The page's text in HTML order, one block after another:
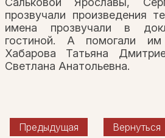
прозвучали произведения
имена прозвучали в
гостиной. А помогали им
Хабарова Татьяна
Светлана Анатольевна.
Предыдущая Вернуться